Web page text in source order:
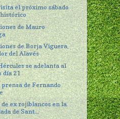
el próximo sábado
de Mauro
de Borja Viguera,
del Alavés
se adelanta al
día 21
prensa de Fernando
de ex rojiblancos en la
de Sant...